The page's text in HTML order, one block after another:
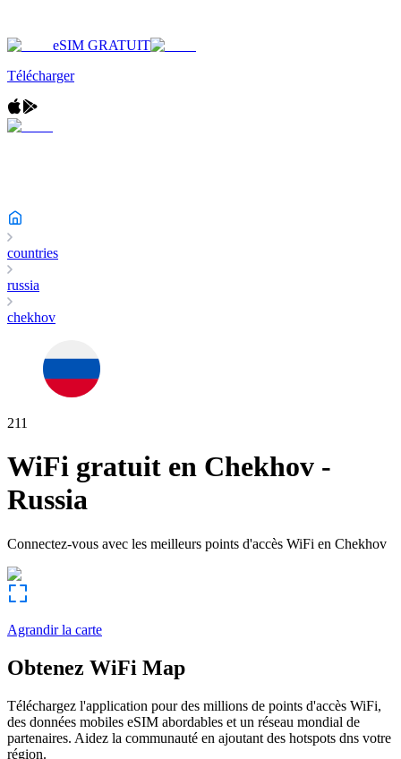
eSIM GRATUIT
Télécharger
countries
russia
chekhov
211
WiFi gratuit en Chekhov -
Russia
Connectez-vous avec les meilleurs points d'accès WiFi en Chekhov
Agrandir la carte
Obtenez WiFi Map
Téléchargez l'application pour des millions de points d'accès WiFi,
des données mobiles eSIM abordables et un réseau mondial de
partenaires. Aidez la communauté en ajoutant des hotspots dns votre
région.